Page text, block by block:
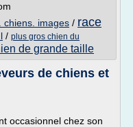
chiens. images / race
/ plus gros chien du
de grande taille
de chiens et
occasionnel chez son